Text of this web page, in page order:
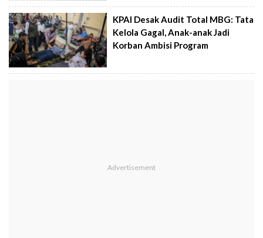
KPAI Desak Audit Total MBG: Tata
Kelola Gagal, Anak-anak Jadi
Korban Ambisi Program